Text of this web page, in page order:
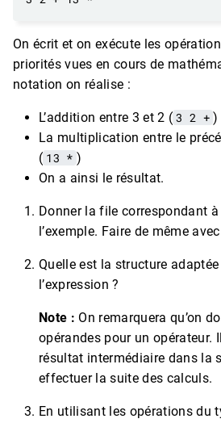
On écrit et on exécute les
priorités vues en cours de
notation on réalise :
L’addition entre 3 et 2 ( 3 2 + )
La multiplication entre le
( 13 * )
On a ainsi le résultat.
Donner la file correspondant
l’exemple. Faire de même
Quelle est la structure
l’expression ?
Note : On remarquera qu’on
opérandes pour un opérateur.
résultat intermédiaire dans la
effectuer la suite des calculs.
En utilisant les opérations du